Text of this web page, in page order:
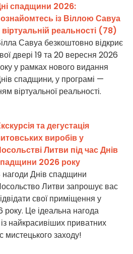
спадщини 2026:
із Віллою Савуа
віртуальній реальності (78)
Савуа безкоштовно відкриє
двері 19 та 20 вересня 2026
у рамках нового видання
спадщини, у програмі —
віртуальної реальності.
та дегустація
виробів у
Литви під час Днів
2026 року
нагоди Днів спадщини
Литви запрошує вас
свої приміщення у
року. Це ідеальна нагода
найкрасивіших приватних
мистецького заходу!